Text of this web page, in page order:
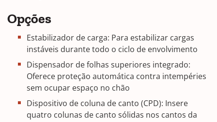
Opções
Estabilizador de carga: Para estabilizar cargas
instáveis durante todo o ciclo de envolvimento
Dispensador de folhas superiores integrado:
Oferece proteção automática contra intempéries
sem ocupar espaço no chão
Dispositivo de coluna de canto (CPD): Insere
quatro colunas de canto sólidas nos cantos da